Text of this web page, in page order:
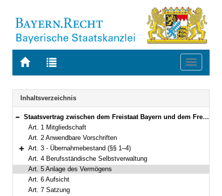
Zur
BAYERN.RECHT
Zur
letzten
Suche
Toggle
Navigation
Inhaltsverzeichnis
Bereich reduzieren
Staatsvertrag zwischen dem Freistaat Bayern und dem Freistaat Thüringen über die Zugehörigkeit der kammerangehörigen Ingenieure des Freistaats Thüringen zur Bayerischen Ingenieurversorgung-Bau Vom 26. Januar 2003 (§§ 1–4)
Art. 1 Mitgliedschaft
Art. 2 Anwendbare Vorschriften
Bereich erweitern
Art. 3 - Übernahmebestand (§§ 1–4)
Art. 4 Berufsständische Selbstverwaltung
Art. 5 Anlage des Vermögens
Art. 6 Aufsicht
Art. 7 Satzung